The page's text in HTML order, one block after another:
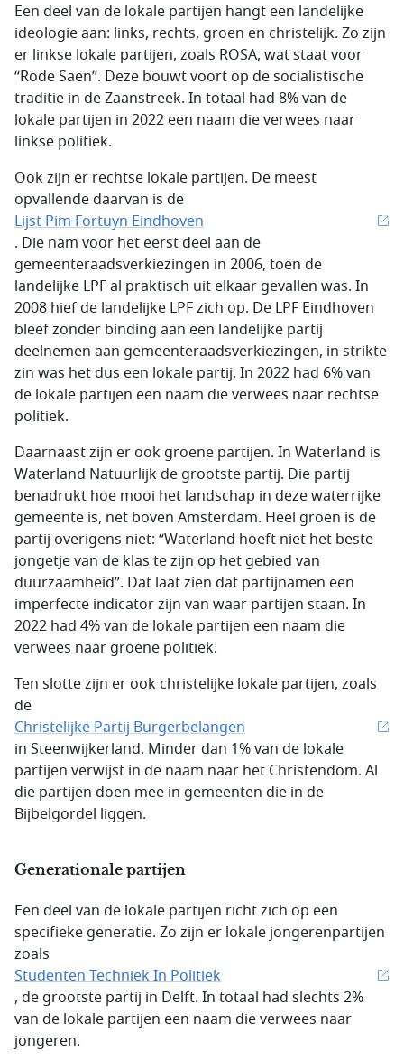
Een deel van de lokale partijen hangt een landelijke
ideologie aan: links, rechts, groen en christelijk. Zo zijn
er linkse lokale partijen, zoals ROSA, wat staat voor
“Rode Saen”. Deze bouwt voort op de socialistische
traditie in de Zaanstreek. In totaal had 8% van de
lokale partijen in 2022 een naam die verwees naar
linkse politiek.
Ook zijn er rechtse lokale partijen. De meest
opvallende daarvan is de
Lijst Pim Fortuyn Eindhoven
. Die nam voor het eerst deel aan de
gemeenteraadsverkiezingen in 2006, toen de
landelijke LPF al praktisch uit elkaar gevallen was. In
2008 hief de landelijke LPF zich op. De LPF Eindhoven
bleef zonder binding aan een landelijke partij
deelnemen aan gemeenteraadsverkiezingen, in strikte
zin was het dus een lokale partij. In 2022 had 6% van
de lokale partijen een naam die verwees naar rechtse
politiek.
Daarnaast zijn er ook groene partijen. In Waterland is
Waterland Natuurlijk de grootste partij. Die partij
benadrukt hoe mooi het landschap in deze waterrijke
gemeente is, net boven Amsterdam. Heel groen is de
partij overigens niet: “Waterland hoeft niet het beste
jongetje van de klas te zijn op het gebied van
duurzaamheid”. Dat laat zien dat partijnamen een
imperfecte indicator zijn van waar partijen staan. In
2022 had 4% van de lokale partijen een naam die
verwees naar groene politiek.
Ten slotte zijn er ook christelijke lokale partijen, zoals
de
Christelijke Partij Burgerbelangen
in Steenwijkerland. Minder dan 1% van de lokale
partijen verwijst in de naam naar het Christendom. Al
die partijen doen mee in gemeenten die in de
Bijbelgordel liggen.
Generationale partijen
Een deel van de lokale partijen richt zich op een
specifieke generatie. Zo zijn er lokale jongerenpartijen
zoals
Studenten Techniek In Politiek
, de grootste partij in Delft. In totaal had slechts 2%
van de lokale partijen een naam die verwees naar
jongeren.